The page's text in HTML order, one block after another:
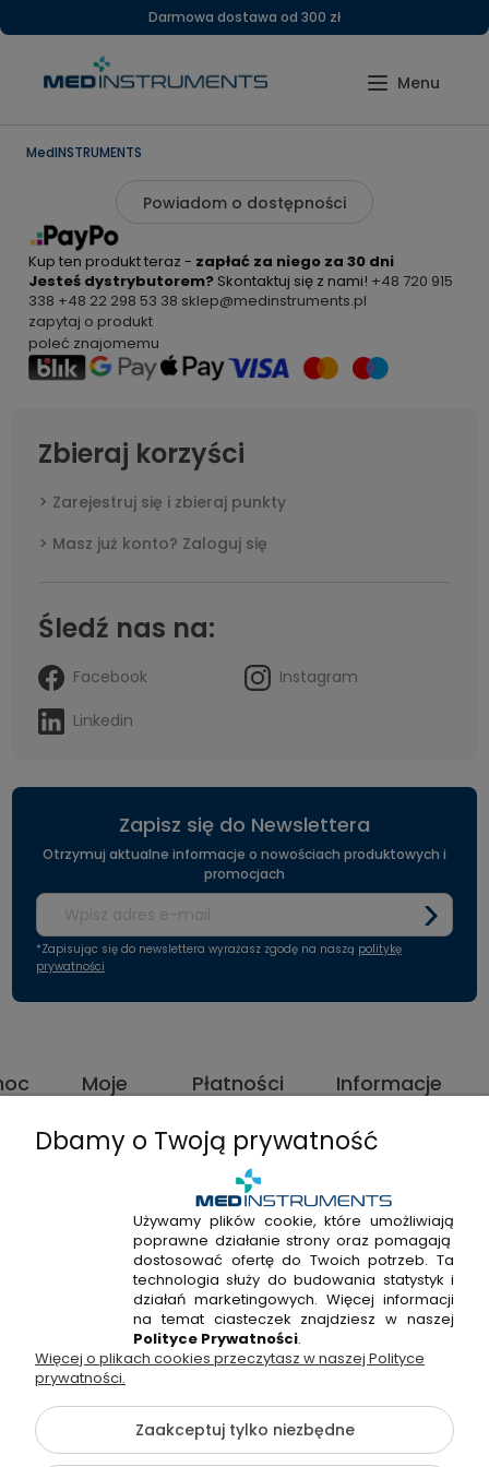
Darmowa dostawa od 300 zł
MedINSTRUMENTS
Powiadom o dostępności
Kup ten produkt teraz - zapłać za niego za 30 dni
Jesteś dystrybutorem? Skontaktuj się z nami! +48 720 915
338 +48 22 298 53 38 sklep@medinstruments.pl
zapytaj o produkt
poleć znajomemu
Zbieraj korzyści
Zarejestruj się i zbieraj punkty
Masz już konto? Zaloguj się
Śledź nas na:
Facebook
Instagram
Linkedin
Zapisz się do Newslettera
Otrzymuj aktualne informacje o nowościach produktowych i
promocjach
*Zapisując się do newslettera wyrażasz zgodę na naszą politykę
prywatności
Moje
Płatności
dostawa
Informacje
+48
720
915
338
+48
22
298
38
Napisz
do
Hossa Medical Sp. z o. o. | ul. Kryształowa 33A, 01-356
Warszawa, woj. mazowieckie | NIP: 7010404814, REGON:
Dbamy o Twoją prywatność
Używamy plików cookie, które umożliwiają
poprawne działanie strony oraz pomagają
dostosować ofertę do Twoich potrzeb. Ta
technologia służy do budowania statystyk i
działań marketingowych. Więcej informacji
na temat ciasteczek znajdziesz w naszej
Polityce Prywatności.
Więcej o plikach cookies przeczytasz w naszej Polityce
prywatności.
Zaakceptuj tylko niezbędne